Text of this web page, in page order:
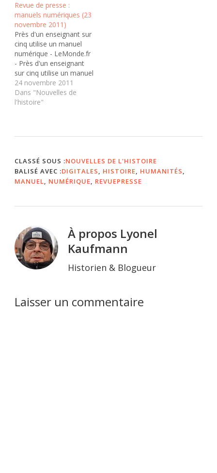
société spécialisée dans
les nouvelles
technologies de
l'éducation, vient de
proposer un aperçu
infographique de ce
qu'Apple a…
Revue de presse :
manuels numériques (23
novembre 2011)
Près d'un enseignant sur
cinq utilise un manuel
numérique - LeMonde.fr
- Près d'un enseignant
sur cinq utilise un manuel
numérique, signe que
leur usage "gagne du
terrain" dans l'éducation
rendue…
24 novembre 2011
Dans "Nouvelles de
l'histoire"
CLASSÉ SOUS :NOUVELLES DE L'HISTOIRE
BALISÉ AVEC :DIGITALES, HISTOIRE, HUMANITÉS,
MANUEL, NUMÉRIQUE, REVUEPRESSE
À propos Lyonel
Kaufmann
Historien & Blogueur
Interactions
Laisser un commentaire